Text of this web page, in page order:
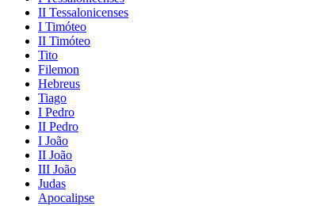
II Tessalonicenses
I Timóteo
II Timóteo
Tito
Filemon
Hebreus
Tiago
I Pedro
II Pedro
I João
II João
III João
Judas
Apocalipse